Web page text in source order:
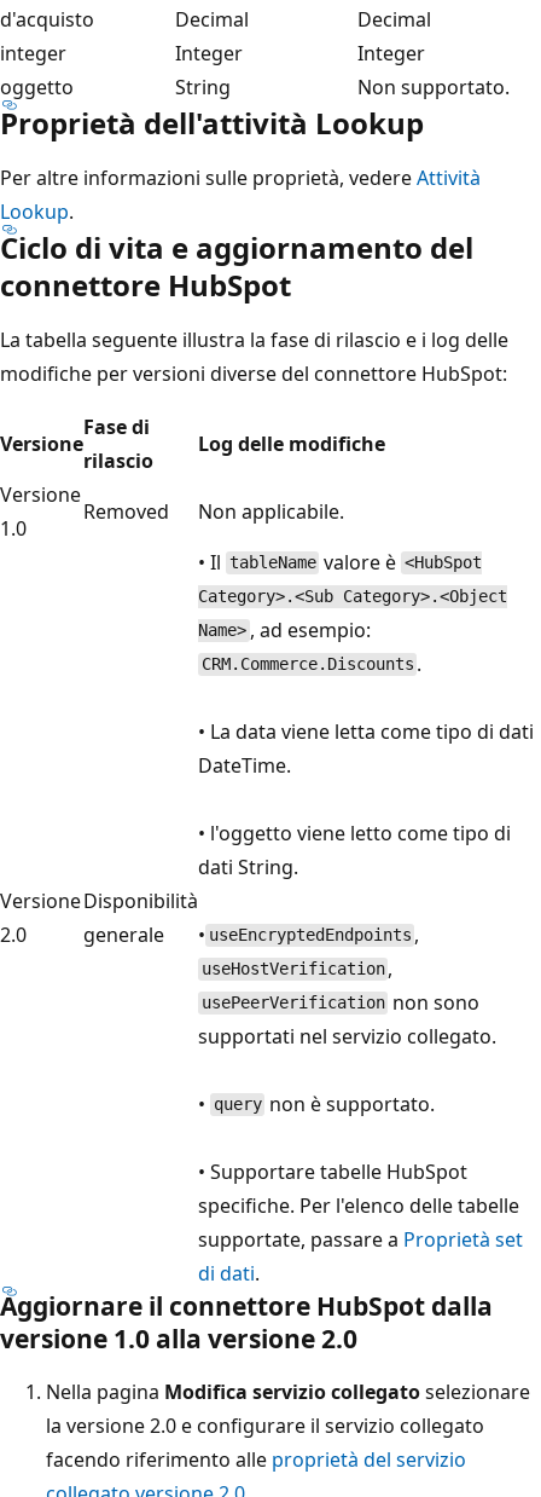
d'acquisto
Decimal
Decimal
integer
Integer
Integer
oggetto
String Non supportato.
Proprietà dell'attività Lookup
Per altre informazioni sulle proprietà, vedereAttività
Lookup.
Ciclo di vita e aggiornamento del
connettore HubSpot
La tabella seguente illustra la fase di rilascio e i log delle
modifiche per versioni diverse del connettore HubSpot:
Versione
Fase di
rilascio
Log delle modifiche
Versione
1.0
Removed Non applicabile.
Versione
2.0
Disponibilità
generale
• Il tableName valore è <HubSpot
Category>.<Sub Category>.<Object
Name> , ad esempio:
CRM.Commerce.Discounts .
• La data viene letta come tipo di dati
DateTime.
• l'oggetto viene letto come tipo di
dati String.
• useEncryptedEndpoints ,
useHostVerification ,
usePeerVerification non sono
supportati nel servizio collegato.
• query non è supportato.
• Supportare tabelle HubSpot
specifiche. Per l'elenco delle tabelle
supportate, passare a Proprietà set
di dati.
Aggiornare il connettore HubSpot dalla
versione 1.0 alla versione 2.0
Nella pagina Modifica servizio collegatoselezionare
la versione 2.0 e configurare il servizio collegato
facendo riferimento alle proprietà del servizio